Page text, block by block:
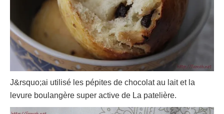
J&rsquo;ai utilisé les pépites de chocolat au lait et la
levure boulangère super active de La patelière.